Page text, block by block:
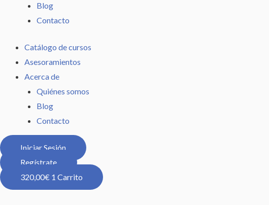
Blog
Contacto
Catálogo de cursos
Asesoramientos
Acerca de
Quiénes somos
Blog
Contacto
Iniciar Sesión
Regístrate
320,00€ 1 Carrito